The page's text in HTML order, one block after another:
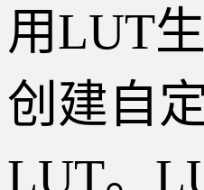
用LUT
创建自
LUT。